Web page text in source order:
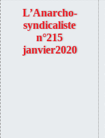
L’Anarcho-
syndicaliste
n°215
janvier2020